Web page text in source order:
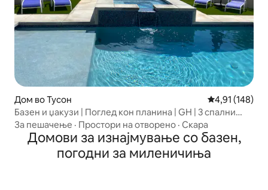
Дом во Тусон Просечна
4,91 (148)
Базен и џакузи | Поглед кон планина | GH | 3 спални
соби 2 бањи
За пешачење · Простори на отворено · Скара
Домови за изнајмување со базен,
погодни за миленичиња